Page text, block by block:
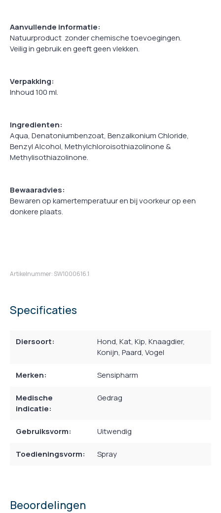
Aanvullende informatie:
Natuurproduct zonder chemische toevoegingen.
Veilig in gebruik en geeft geen vlekken.
Verpakking:
Inhoud 100 ml.
Ingredienten:
Aqua, Denatoniumbenzoat, Benzalkonium Chloride,
Benzyl Alcohol, Methylchloroisothiazolinone &
Methylisothiazolinone.
Bewaaradvies:
Bewaren op kamertemperatuur en bij voorkeur op een
donkere plaats.
Artikelnummer: SW1000616.1
Specificaties
Diersoort: Hond, Kat, Kip, Knaagdier,
Konijn, Paard, Vogel
Merken: Sensipharm
Medische
indicatie:
Gedrag
Gebruiksvorm: Uitwendig
Toedieningsvorm: Spray
Beoordelingen